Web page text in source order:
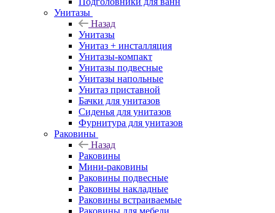
Унитазы
Назад
Унитазы
Унитаз + инсталляция
Унитазы-компакт
Унитазы подвесные
Унитазы напольные
Унитаз приставной
Бачки для унитазов
Сиденья для унитазов
Фурнитура для унитазов
Раковины
Назад
Раковины
Мини-раковины
Раковины подвесные
Раковины накладные
Раковины встраиваемые
Раковины для мебели